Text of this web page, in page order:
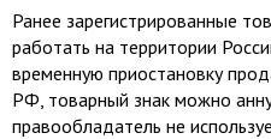
Ранее зарегистрированные
работать на территории
временную приостановку
РФ, товарный знак можно
правообладатель не